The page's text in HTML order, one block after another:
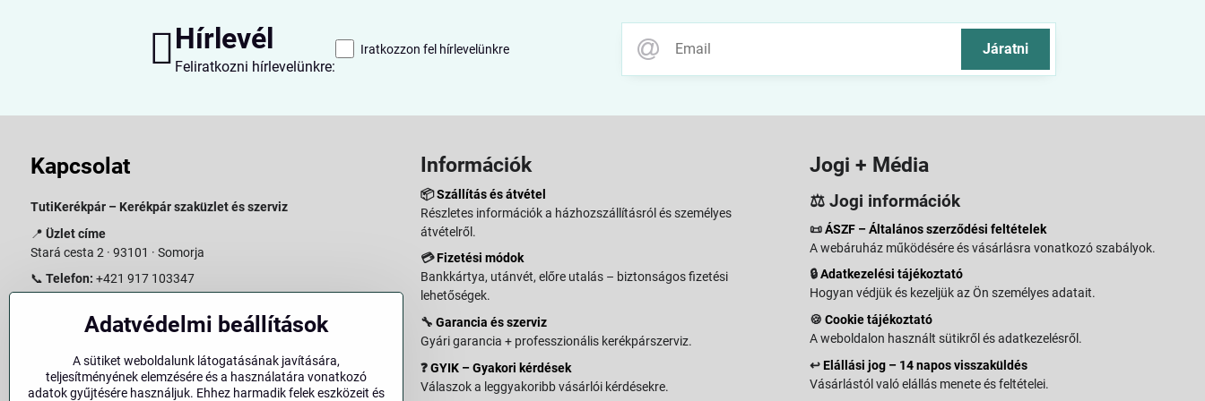
Hírlevél
Feliratkozni hírlevelünkre:
Járatni
Iratkozzon fel hírlevelünkre
Kapcsolat
TutiKerékpár – Kerékpár szaküzlet és szerviz
📍 Üzlet címe
Stará cesta 2 · 93101 · Somorja
📞 Telefon: +421 917 103347
Nyitvatartás:
Hétfő–Péntek: 09:00–15:00
Szombat: 09:00–11:00
Információk
📦Szállítás és átvétel
Részletes információk a házhozszállításról és személyes
átvételről.
💳Fizetési módok
Bankkártya, utánvét, előre utalás – biztonságos fizetési
lehetőségek.
🔧 Garancia és szerviz
Gyári garancia + professzionális kerékpárszerviz.
❓GYIK – Gyakori kérdések
Válaszok a leggyakoribb vásárlói kérdésekre.
Jogi + Média
⚖️ Jogi információk
📜ÁSZF – Általános szerződési feltételek
A webáruház működésére és vásárlásra vonatkozó szabályok.
🔒Adatkezelési tájékoztató
Hogyan védjük és kezeljük az Ön személyes adatait.
🍪Cookie tájékoztató
A weboldalon használt sütikről és adatkezelésről.
↩️Elállási jog – 14 napos visszaküldés
Vásárlástól való elállás menete és feltételei.
Adatvédelmi beállítások
A sütiket weboldalunk látogatásának javítására,
teljesítményének elemzésére és a használatára vonatkozó
adatok gyűjtésére használjuk. Ehhez harmadik felek eszközeit és